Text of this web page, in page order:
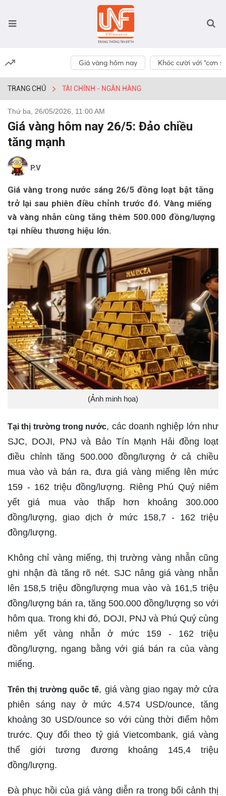
Giá vàng hôm nay Khóc cười với “cơn
TRANG CHỦ TÀI CHÍNH - NGÂN HÀNG
Thứ ba, 26/05/2026, 11:00 AM
Giá vàng hôm nay 26/5: Đảo chiều
tăng mạnh
P.V
Giá vàng trong nước sáng 26/5 đồng loạt bật tăng
trở lại sau phiên điều chỉnh trước đó. Vàng miếng
và vàng nhẫn cùng tăng thêm 500.000 đồng/lượng
tại nhiều thương hiệu lớn.
(Ảnh minh họa)
Tại thị trường trong nước, các doanh nghiệp lớn như
SJC, DOJI, PNJ và Bảo Tín Mạnh Hải đồng loạt
điều chỉnh tăng 500.000 đồng/lượng ở cả chiều
mua vào và bán ra, đưa giá vàng miếng lên mức
159 - 162 triệu đồng/lượng. Riêng Phú Quý niêm
yết giá mua vào thấp hơn khoảng 300.000
đồng/lượng, giao dịch ở mức 158,7 - 162 triệu
đồng/lượng.
Không chỉ vàng miếng, thị trường vàng nhẫn cũng
ghi nhận đà tăng rõ nét. SJC nâng giá vàng nhẫn
lên 158,5 triệu đồng/lượng mua vào và 161,5 triệu
đồng/lượng bán ra, tăng 500.000 đồng/lượng so với
hôm qua. Trong khi đó, DOJI, PNJ và Phú Quý cùng
niêm yết vàng nhẫn ở mức 159 - 162 triệu
đồng/lượng, ngang bằng với giá bán ra của vàng
miếng.
Trên thị trường quốc tế, giá vàng giao ngay mở cửa
phiên sáng nay ở mức 4.574 USD/ounce, tăng
khoảng 30 USD/ounce so với cùng thời điểm hôm
trước. Quy đổi theo tỷ giá Vietcombank, giá vàng
thế giới tương đương khoảng 145,4 triệu
đồng/lượng.
Đà phục hồi của giá vàng diễn ra trong bối cảnh thị